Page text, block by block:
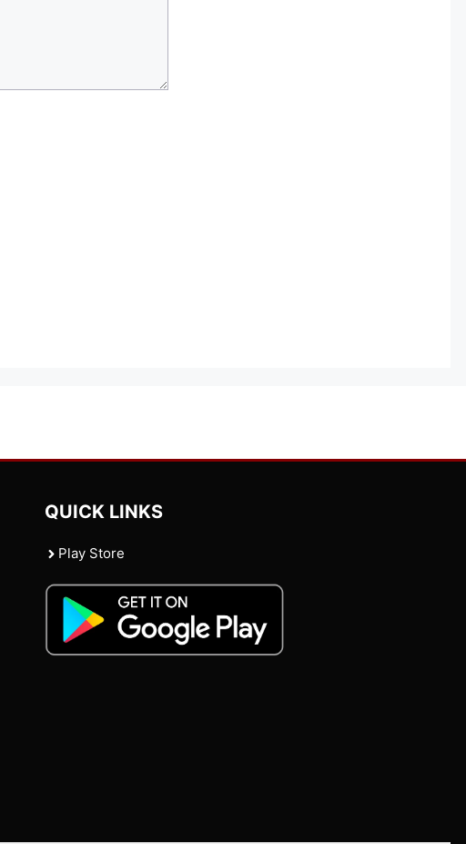
QUICK LINKS
Play Store